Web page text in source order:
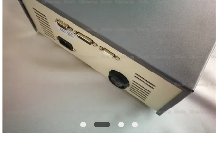
একটি
উদ্ধৃতি